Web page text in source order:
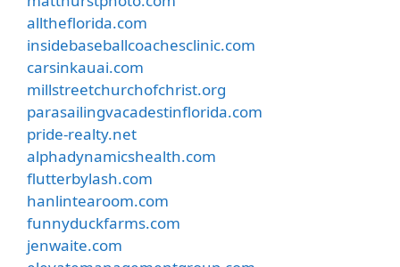
alltheflorida.com
insidebaseballcoachesclinic.com
carsinkauai.com
millstreetchurchofchrist.org
parasailingvacadestinflorida.com
pride-realty.net
alphadynamicshealth.com
flutterbylash.com
hanlintearoom.com
funnyduckfarms.com
jenwaite.com